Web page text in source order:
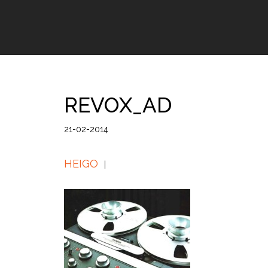
REVOX_AD
21-02-2014
HEIGO